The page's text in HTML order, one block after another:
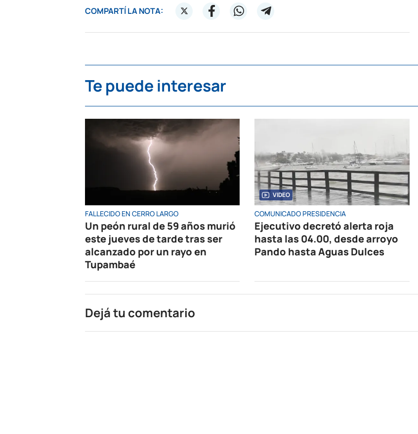
COMPARTÍ LA NOTA:
Te puede interesar
FALLECIDO EN CERRO LARGO
Un peón rural de 59 años murió
este jueves de tarde tras ser
alcanzado por un rayo en
Tupambaé
VIDEO
COMUNICADO PRESIDENCIA
Ejecutivo decretó alerta roja
hasta las 04.00, desde arroyo
Pando hasta Aguas Dulces
Dejá tu comentario